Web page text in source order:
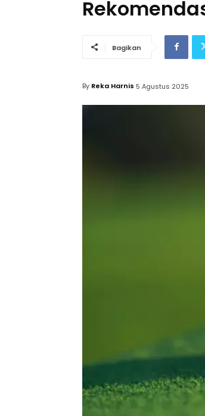
Bagikan
By Reka Harnis 5 Agustus 2025